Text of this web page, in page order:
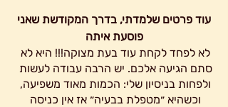
עוד פרטים שלמדתי, בדרך המקודשת שאני
פוסעת איתה
לא לפחד לקחת עוד בעת מצוקה!!! היא לא
סתם הגיעה אלכם. יש הרבה עבודה לעשות
ולפחות בניסיון שלי: הכמות מאוד משפיעה,
וכשהיא ״מטפלת בבעיה״ אז אין כניסה